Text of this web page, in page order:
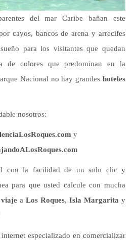
del mar Caribe bañan este
cayos, bancos de arena y arrecifes
para los visitantes que quedan
de colores que predominan en la
Nacional no hay grandes hoteles
nosotros:
y
con la facilidad de un solo clic y
para que usted calcule con mucha
viaje a Los Roques, Isla Margarita y
especializado en comercializar